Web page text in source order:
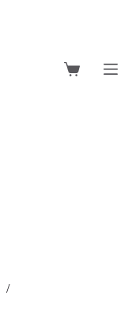
Carro
/